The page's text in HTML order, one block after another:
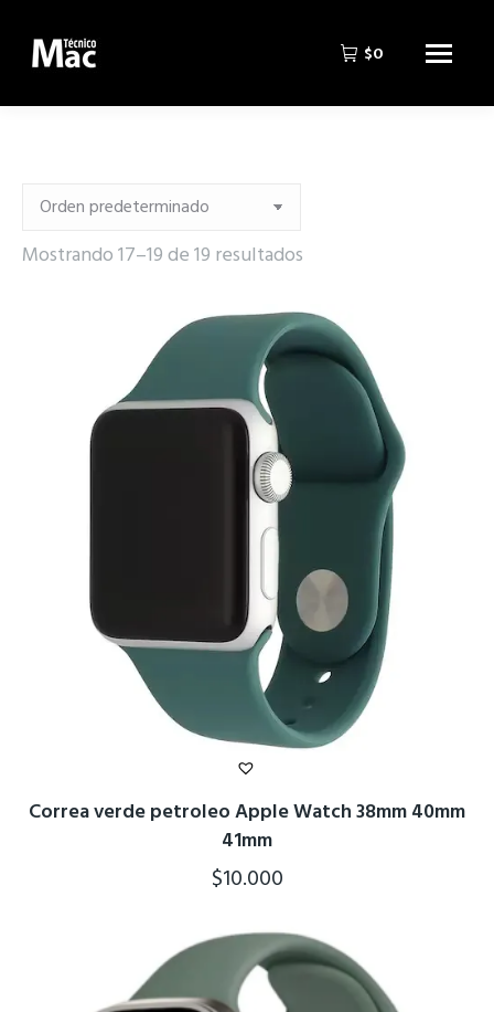
$0
Mostrando 17–19 de 19 resultados
Correa verde petroleo Apple Watch 38mm 40mm
41mm
$10.000